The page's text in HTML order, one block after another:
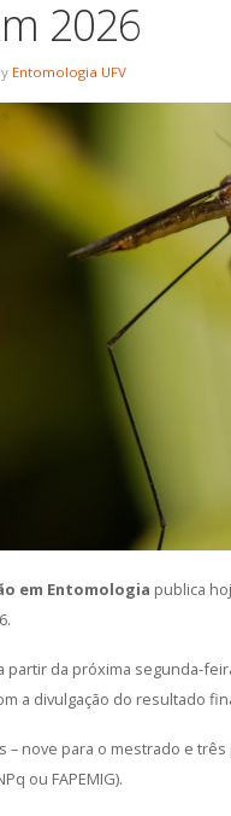
2026
Entomologia UFV
em Entomologia publica
da próxima segunda-
a divulgação do resultado
– nove para o mestrado e
ou FAPEMIG).